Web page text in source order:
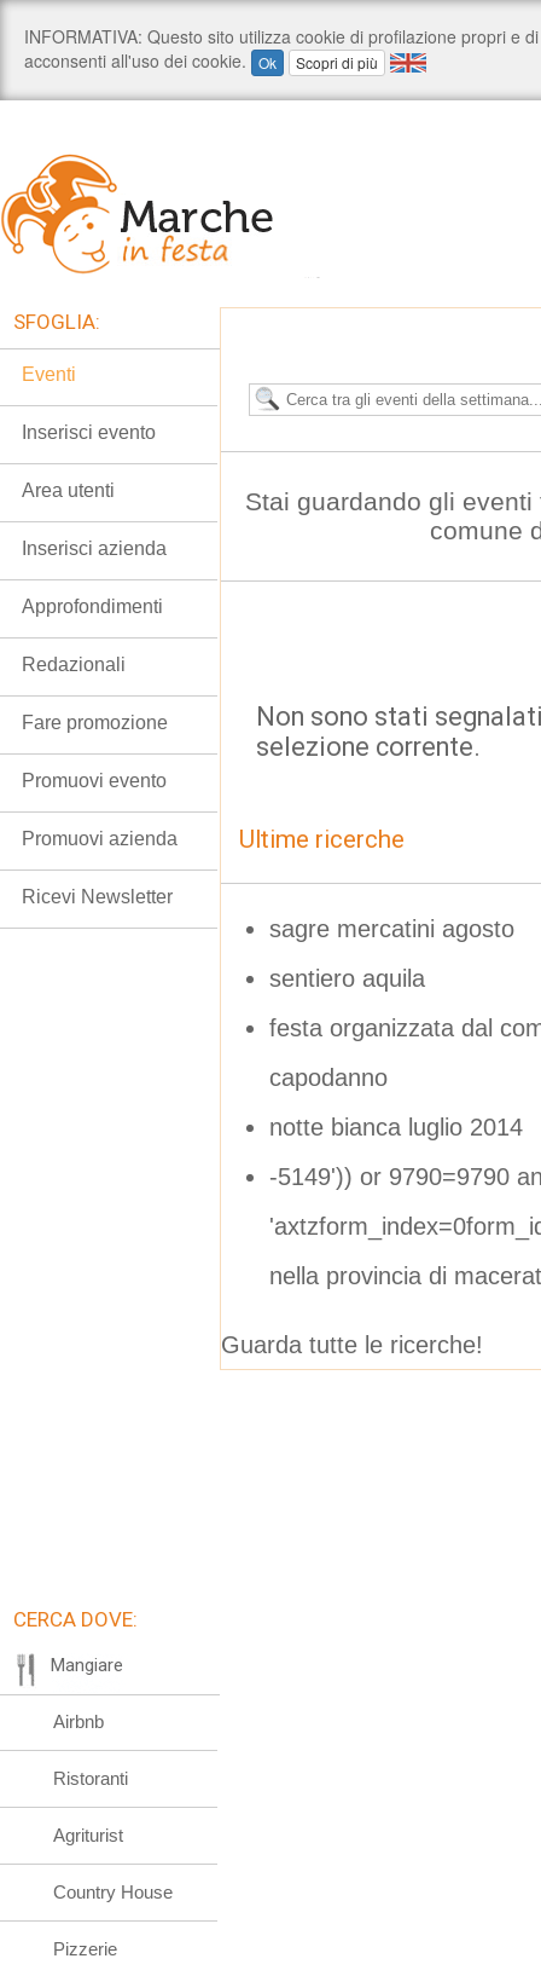
Stai guardando gli
comune
Non sono stati
selezione corrente.
Ultime ricerche
sagre mercatini agosto
sentiero aquila
festa organizzata dal
capodanno
notte bianca luglio 2014
-5149')) or 9790=9790
nella provincia di
Guarda tutte le ricerche!
SFOGLIA:
Eventi
Inserisci evento
Area utenti
Inserisci azienda
Approfondimenti
Redazionali
Fare promozione
Promuovi evento
Promuovi azienda
Ricevi Newsletter
CERCA DOVE:
Mangiare
Airbnb
Ristoranti
Agriturist
Country House
Pizzerie